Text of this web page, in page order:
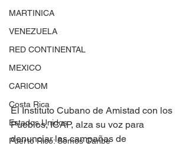
MARTINICA
VENEZUELA
RED CONTINENTAL
MEXICO
CARICOM
Costa Rica
Estados Unidos
Puerto Rico: Somos Caribe
El Instituto Cubano de Amistad con los
Pueblos, ICAP, alza su voz para
denunciar las campañas de